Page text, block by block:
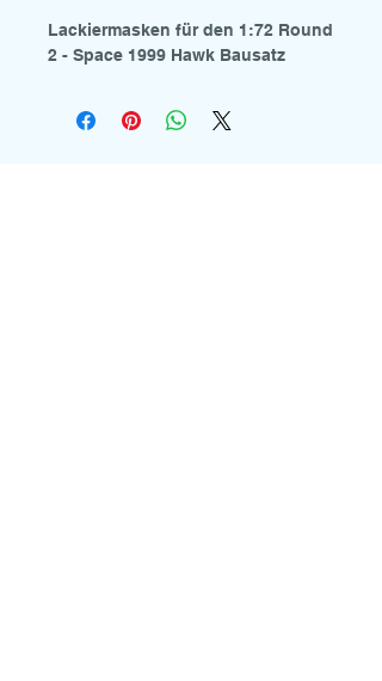
Lackiermasken für den 1:72 Round
2 - Space 1999 Hawk Bausatz